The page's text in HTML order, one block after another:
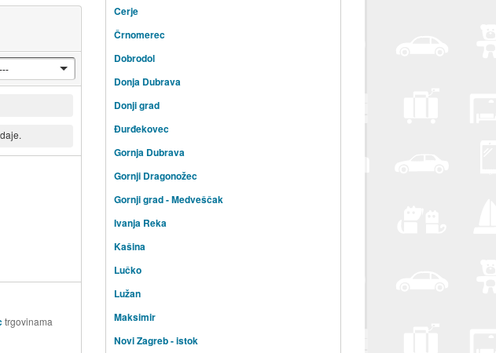
trgovinama
Cerje
Črnomerec
Dobrodol
Donja Dubrava
Donji grad
Đurđekovec
Gornja Dubrava
Gornji Dragonožec
Gornji grad - Medveščak
Ivanja Reka
Kašina
Lučko
Lužan
Maksimir
Novi Zagreb - istok